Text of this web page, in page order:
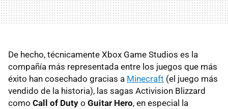
De hecho, técnicamente Xbox Game Studios es la
compañía más representada entre los juegos que más
éxito han cosechado gracias a Minecraft (el juego más
vendido de la historia), las sagas Activision Blizzard
como Call of Duty o Guitar Hero, en especial la